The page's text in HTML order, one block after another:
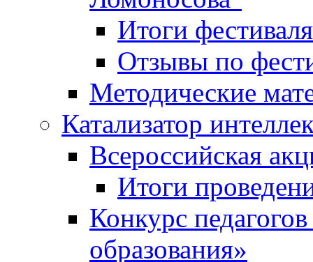
Итоги фестиваля
Отзывы по
Методические
Катализатор
Всероссийская
Итоги
Конкурс
образования»